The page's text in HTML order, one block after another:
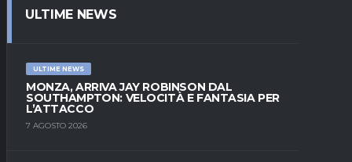
ULTIME NEWS
ULTIME NEWS
MONZA, ARRIVA JAY ROBINSON DAL
SOUTHAMPTON: VELOCITÀ E FANTASIA PER
L’ATTACCO
7 AGOSTO 2026